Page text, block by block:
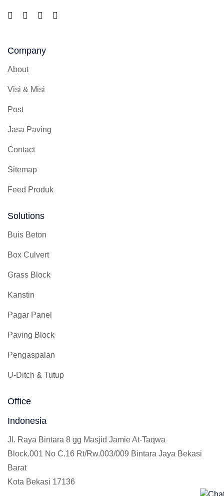
Company
About
Visi & Misi
Post
Jasa Paving
Contact
Sitemap
Feed Produk
Solutions
Buis Beton
Box Culvert
Grass Block
Kanstin
Pagar Panel
Paving Block
Pengaspalan
U-Ditch & Tutup
Office
Indonesia
Jl. Raya Bintara 8 gg Masjid Jamie At-Taqwa
Block.001 No C.16 Rt/Rw.003/009 Bintara Jaya Bekasi
Barat
Kota Bekasi 17136